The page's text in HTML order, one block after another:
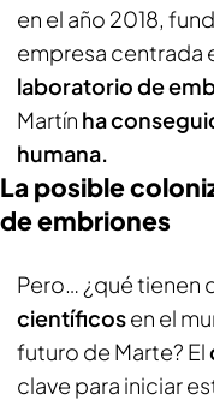
en el año 2018,
empresa centrada
laboratorio de
Martín ha
humana.
La posible
de embriones
Pero… ¿qué tienen
científicosen el
futuro de Marte? El
clave para iniciar